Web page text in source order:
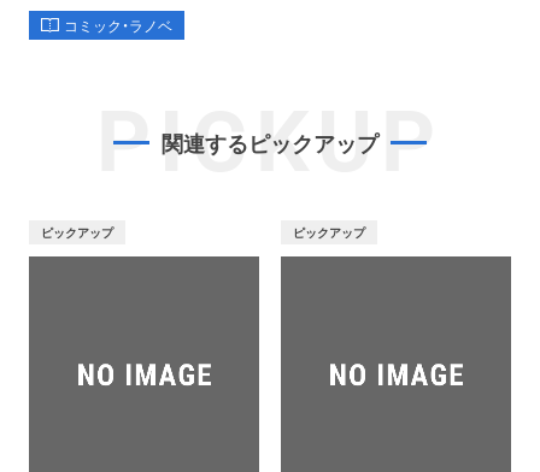
コミック・ラノベ
PICKUP
関連するピックアップ
ピックアップ ピックアップ